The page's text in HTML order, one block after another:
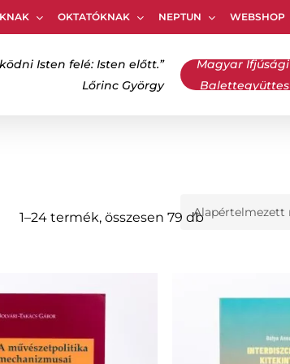
OKTATÓKNAK NEPTUN WEBSHOP
Isten felé: Isten előtt.”
Lőrinc György
Magyar Ifjúsági
Balettegyüttes
Kosár
1–24 termék, összesen 79 db